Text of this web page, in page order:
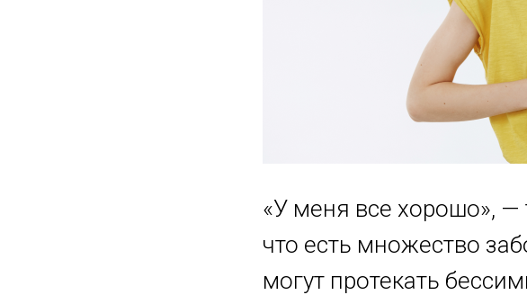
«У меня все хорошо», —
что есть множество
могут протекать